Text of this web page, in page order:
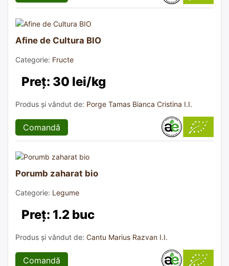
Afine de Cultura BIO
Categorie: Fructe
Preț: 30 lei/kg
Produs și vândut de: Porge Tamas Bianca Cristina I.I.
Comandă
Porumb zaharat bio
Categorie: Legume
Preț: 1.2 buc
Produs și vândut de: Cantu Marius Razvan I.I.
Comandă